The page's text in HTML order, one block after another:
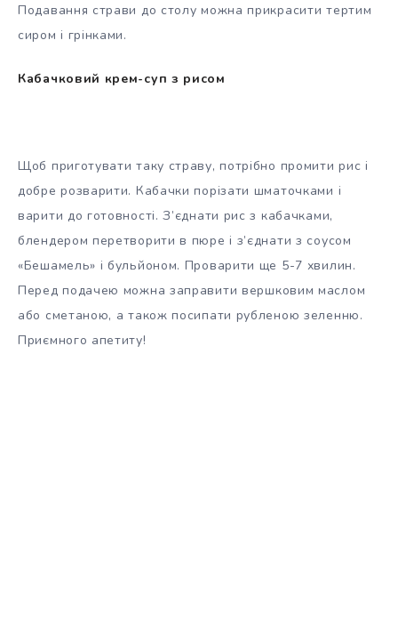
Подавання страви до столу можна прикрасити тертим
сиром і грінками.
Кабачковий крем-суп з рисом
Щоб приготувати таку страву, потрібно промити рис і
добре розварити. Кабачки порізати шматочками і
варити до готовності. З’єднати рис з кабачками,
блендером перетворити в пюре і з’єднати з соусом
«Бешамель» і бульйоном. Проварити ще 5-7 хвилин.
Перед подачею можна заправити вершковим маслом
або сметаною, а також посипати рубленою зеленню.
Приємного апетиту!